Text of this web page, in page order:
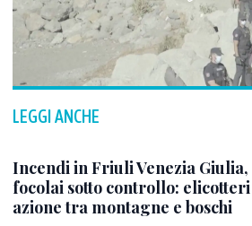
LEGGI ANCHE
Incendi in Friuli Venezia
focolai sotto controllo:
azione tra montagne e boschi